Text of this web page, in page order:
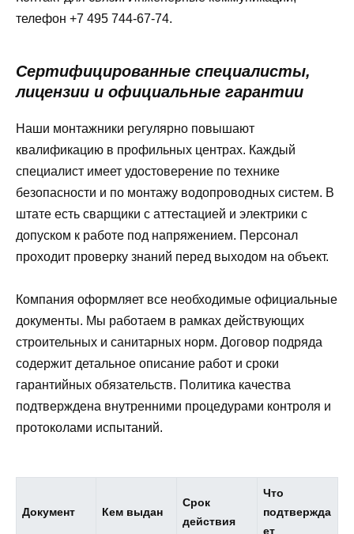
телефон +7 495 744-67-74.
Сертифицированные специалисты,
лицензии и официальные гарантии
Наши монтажники регулярно повышают
квалификацию в профильных центрах. Каждый
специалист имеет удостоверение по технике
безопасности и по монтажу водопроводных систем. В
штате есть сварщики с аттестацией и электрики с
допуском к работе под напряжением. Персонал
проходит проверку знаний перед выходом на объект.
Компания оформляет все необходимые официальные
документы. Мы работаем в рамках действующих
строительных и санитарных норм. Договор подряда
содержит детальное описание работ и сроки
гарантийных обязательств. Политика качества
подтверждена внутренними процедурами контроля и
протоколами испытаний.
Документ Кем выдан
Срок
действия
Что
подтвержда
ет